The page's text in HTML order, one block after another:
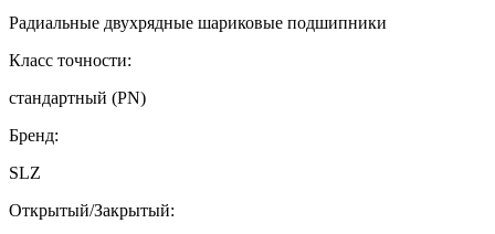
Радиальные двухрядные шариковые подшипники
Класс точности:
стандартный (PN)
Бренд:
SLZ
Открытый/Закрытый: